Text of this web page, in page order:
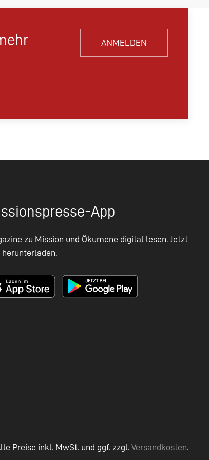
ANMELDEN
App
zu Mission und Ökumene digital lesen. Jetzt
herunterladen.
Preise inkl. MwSt. und ggf. zzgl. Versandkosten.